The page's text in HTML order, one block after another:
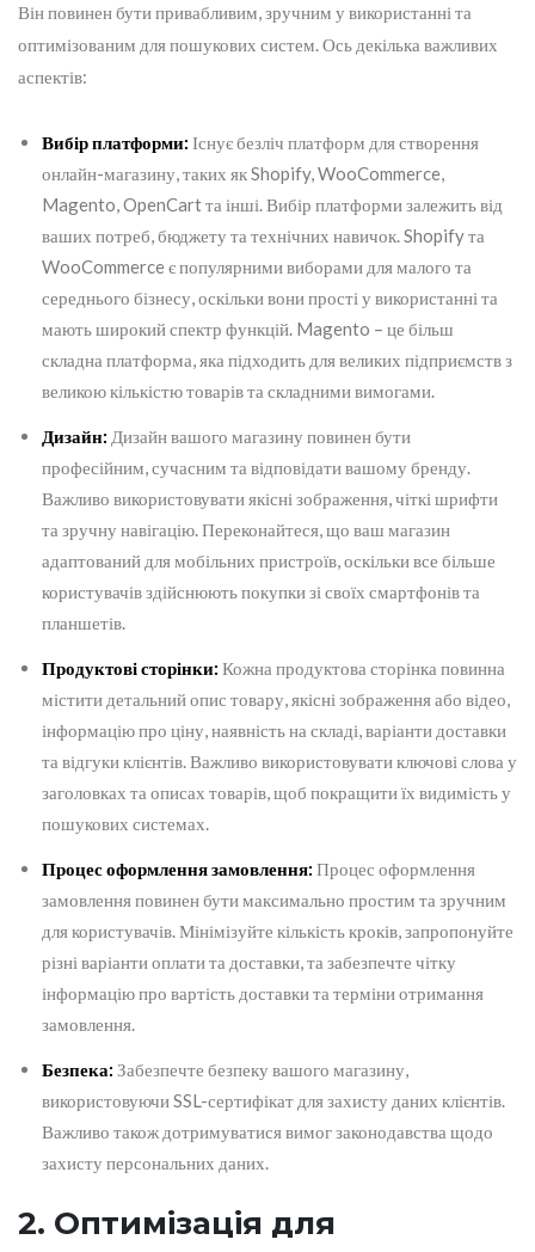
Він повинен бути привабливим, зручним у використанні та
оптимізованим для пошукових систем. Ось декілька важливих
аспектів:
Вибір платформи: Існує безліч платформ для створення
онлайн-магазину, таких як Shopify, WooCommerce,
Magento, OpenCart та інші. Вибір платформи залежить від
ваших потреб, бюджету та технічних навичок. Shopify та
WooCommerce є популярними виборами для малого та
середнього бізнесу, оскільки вони прості у використанні та
мають широкий спектр функцій. Magento – це більш
складна платформа, яка підходить для великих підприємств з
великою кількістю товарів та складними вимогами.
Дизайн: Дизайн вашого магазину повинен бути
професійним, сучасним та відповідати вашому бренду.
Важливо використовувати якісні зображення, чіткі шрифти
та зручну навігацію. Переконайтеся, що ваш магазин
адаптований для мобільних пристроїв, оскільки все більше
користувачів здійснюють покупки зі своїх смартфонів та
планшетів.
Продуктові сторінки: Кожна продуктова сторінка повинна
містити детальний опис товару, якісні зображення або відео,
інформацію про ціну, наявність на складі, варіанти доставки
та відгуки клієнтів. Важливо використовувати ключові слова у
заголовках та описах товарів, щоб покращити їх видимість у
пошукових системах.
Процес оформлення замовлення: Процес оформлення
замовлення повинен бути максимально простим та зручним
для користувачів. Мінімізуйте кількість кроків, запропонуйте
різні варіанти оплати та доставки, та забезпечте чітку
інформацію про вартість доставки та терміни отримання
замовлення.
Безпека: Забезпечте безпеку вашого магазину,
використовуючи SSL-сертифікат для захисту даних клієнтів.
Важливо також дотримуватися вимог законодавства щодо
захисту персональних даних.
2. Оптимізація для